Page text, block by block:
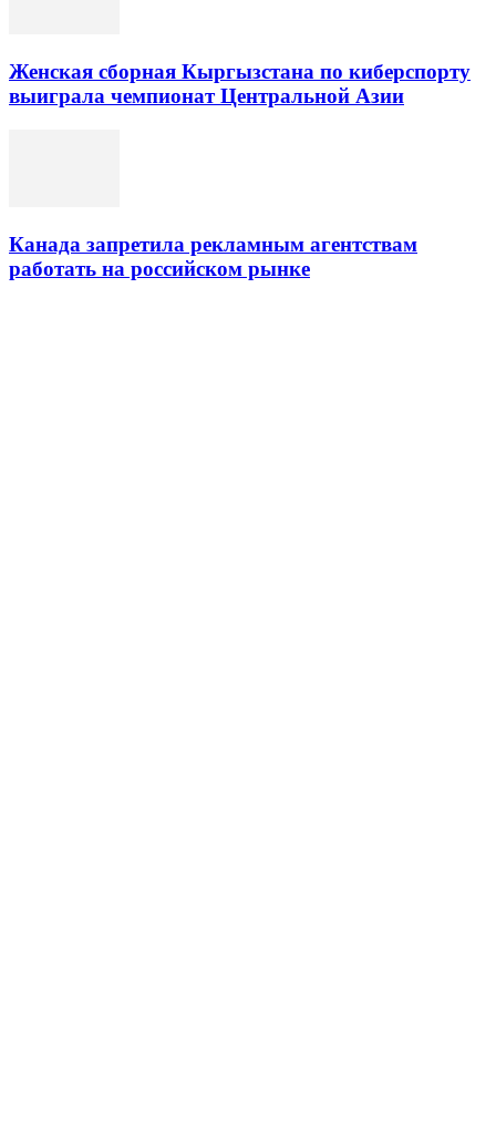
Женская сборная Кыргызстана по киберспорту
выиграла чемпионат Центральной Азии
Канада запретила рекламным агентствам
работать на российском рынке